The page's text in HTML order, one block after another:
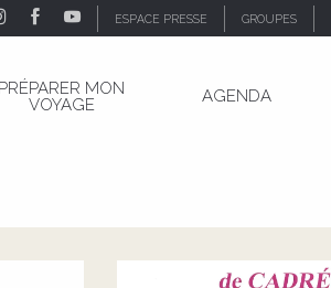
ESPACE PRESSE GROUPES
PRÉPARER MON
VOYAGE
AGENDA